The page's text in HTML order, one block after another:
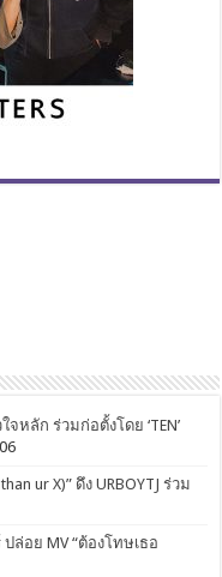
หลัก ร่วมก่อตั้งโดย ‘TEN’
ur X)” ดึง URBOYTJ ร่วม
ล่อย MV “ต้องโทษเธอ